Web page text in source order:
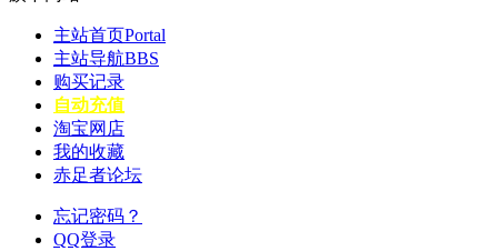
主站首页Portal
主站导航BBS
购买记录
自动充值
淘宝网店
我的收藏
赤足者论坛
忘记密码？
QQ登录